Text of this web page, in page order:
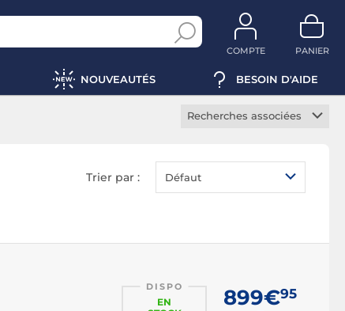
COMPTE PANIER
NOUVEAUTÉS BESOIN D'AIDE
Recherches associées
Fauteuil gamer 3D
Fauteuil gamer 4D
Trier par : Défaut
DISPO
EN
899€95